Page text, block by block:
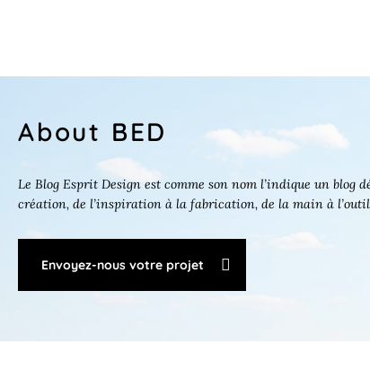
About BED
Le Blog Esprit Design est comme son nom l’indique un
création, de l’inspiration à la fabrication, de la main à
Envoyez-nous votre projet